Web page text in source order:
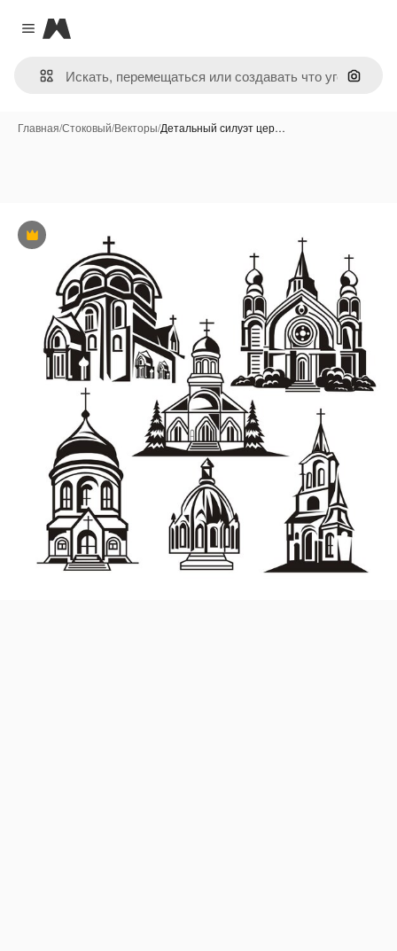
Close menu
Magnific
Поиск
Главная/Стоковый/Векторы/Детальный силуэт цер…
Премиум